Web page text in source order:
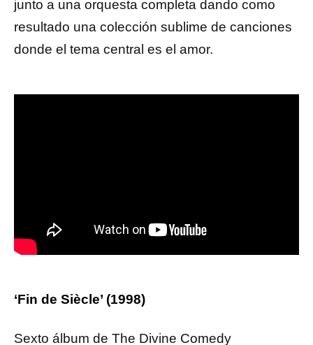
junto a una orquesta completa dando como
resultado una colección sublime de canciones
donde el tema central es el amor.
‘Fin de Siècle’ (1998)
Sexto álbum de The Divine Comedy